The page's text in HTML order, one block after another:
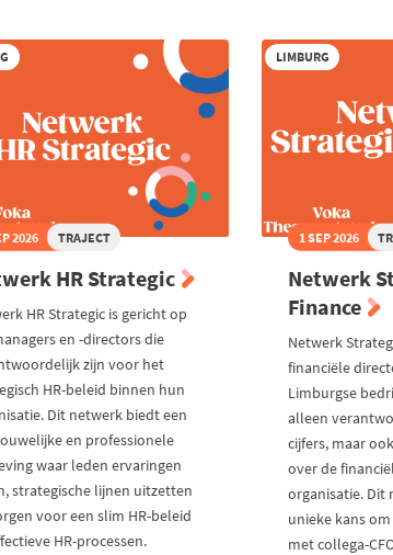
2026 TRAJECT
HR Strategic
HR Strategic is gericht op
en -directors die
zijn voor het
HR-beleid binnen hun
Dit netwerk biedt een
en professionele
waar leden ervaringen
strategische lijnen uitzetten
voor een slim HR-beleid
HR-processen.
LIMBURG
1 SEP 2026
Netwerk
Finance
Netwerk
financiële
Limburgse
alleen
cijfers, maar
over de
organisatie. Dit
unieke kans
met collega-